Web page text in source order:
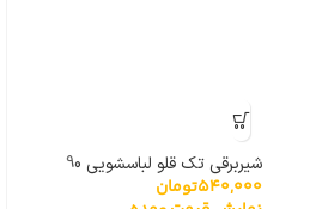
شیربرقی تک قلو لباسشویی 90
درجه بایترون
540,000تومان